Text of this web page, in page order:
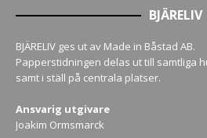
BJÄRELIV
BJÄRELIV ges ut av Made in Båstad AB.
Papperstidningen delas ut till samtliga
samt i ställ på centrala platser.
Ansvarig utgivare
Joakim Ormsmarck